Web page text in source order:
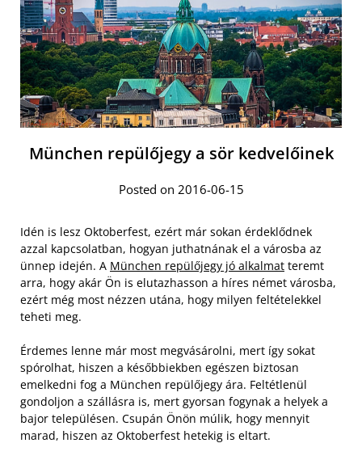
München repülőjegy a sör kedvelőinek
Posted on 2016-06-15
Idén is lesz Oktoberfest, ezért már sokan érdeklődnek
azzal kapcsolatban, hogyan juthatnának el a városba az
ünnep idején. A München repülőjegy jó alkalmat teremt
arra, hogy akár Ön is elutazhasson a híres német városba,
ezért még most nézzen utána, hogy milyen feltételekkel
teheti meg.
Érdemes lenne már most megvásárolni, mert így sokat
spórolhat, hiszen a későbbiekben egészen biztosan
emelkedni fog a München repülőjegy ára. Feltétlenül
gondoljon a szállásra is, mert gyorsan fogynak a helyek a
bajor településen. Csupán Önön múlik, hogy mennyit
marad, hiszen az Oktoberfest hetekig is eltart.